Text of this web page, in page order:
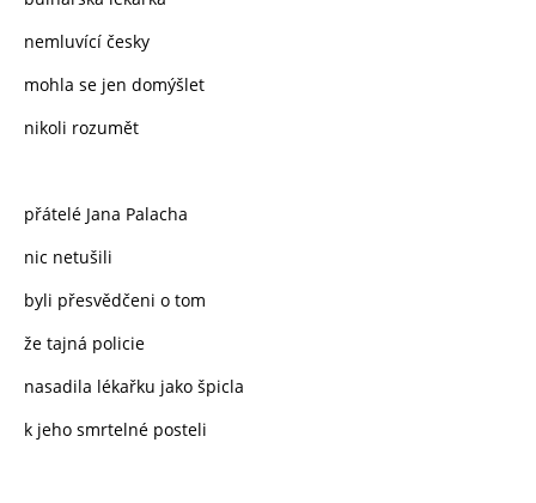
nemluvící česky
mohla se jen domýšlet
nikoli rozumět
přátelé Jana Palacha
nic netušili
byli přesvědčeni o tom
že tajná policie
nasadila lékařku jako špicla
k jeho smrtelné posteli